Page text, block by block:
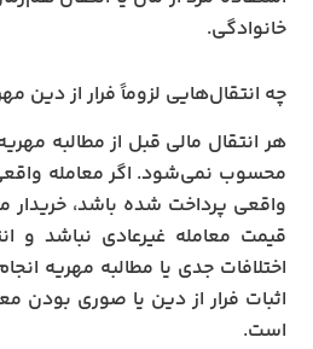
خانوادگی.
چه انتقال‌هایی لزوماً فرار از دین
هر انتقال مالی قبل از مطالبه
محسوب نمی‌شود. اگر معامله
واقعی پرداخت شده باشد، خریدار
قیمت معامله غیرعادی نباشد و
اختلافات جدی یا مطالبه مهریه
اثبات فرار از دین یا صوری بودن
است.